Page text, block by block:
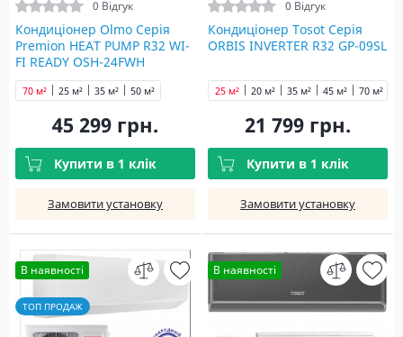
0 Відгук
Кондиціонер Olmo Серія
Premion HEAT PUMP R32 WI-
FI READY OSH-24FWH
25 м² 35 м² 50 м²
70 м²
45 299 грн.
Купити в 1 клік
Замовити установку
0 Відгук
Кондиціонер Tosot Серія
ORBIS INVERTER R32 GP-09SL
20 м²
25 м² 35 м² 45 м² 70 м²
21 799 грн.
Купити в 1 клік
Замовити установку
В наявності
ТОП ПРОДАЖ
В наявності